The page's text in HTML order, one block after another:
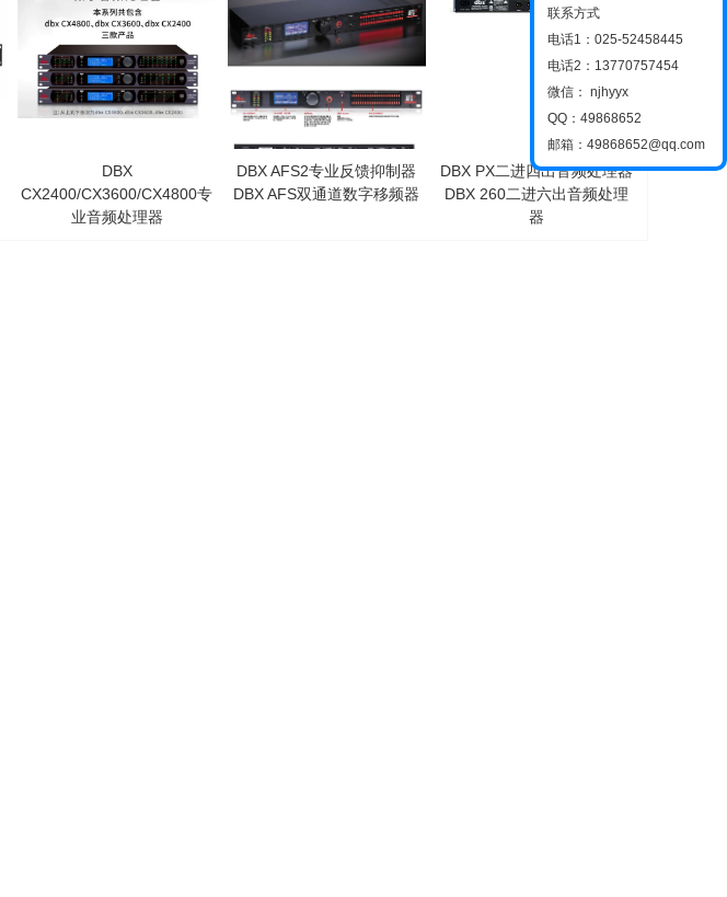
DBX
CX2400/CX3600/CX4800专
业音频处理器
DBX AFS2专业反馈抑制器
DBX AFS双通道数字移频器
DBX PX二进四出音频处理器
DBX 260二进六出音频处理
器
联系方式
电话1：025-52458445
电话2：13770757454
微信： njhyyx
QQ：49868652
邮箱：49868652@qq.com